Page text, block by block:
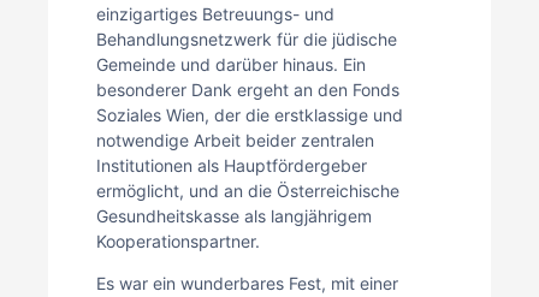
einzigartiges Betreuungs- und
Behandlungsnetzwerk für die jüdische
Gemeinde und darüber hinaus. Ein
besonderer Dank ergeht an den Fonds
Soziales Wien, der die erstklassige und
notwendige Arbeit beider zentralen
Institutionen als Hauptfördergeber
ermöglicht, und an die Österreichische
Gesundheitskasse als langjährigem
Kooperationspartner.
Es war ein wunderbares Fest, mit einer